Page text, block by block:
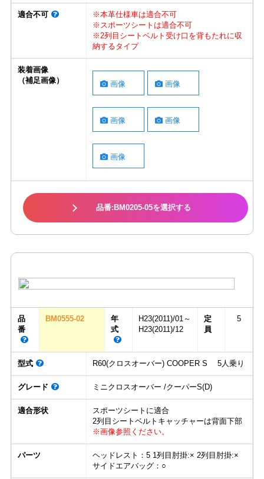
適合不可
※本革仕様車は適合不可
※スポーツシートは適合不可
※2列目シートベルト受け口を背もたれに収
納するタイプ
装着画像
（補足画像）
画像 画像
画像 画像
画像
品番:BM0205-05を選択する
品
番
BM0555-02
年
式
H23(2011)/01～
H23(2011)/12
定
員
5
型式 R60(クロスオーバー) COOPER S 5人乗り
グレード ミニクロスオーバー /クーパーS(D)
適合形状
スポーツシートに適合
2列目シートベルトキャッチャーは背面下部
※画像参照ください。
パーツ
ヘッドレスト：5 1列目肘掛:× 2列目肘掛:×
サイドエアバッグ：○